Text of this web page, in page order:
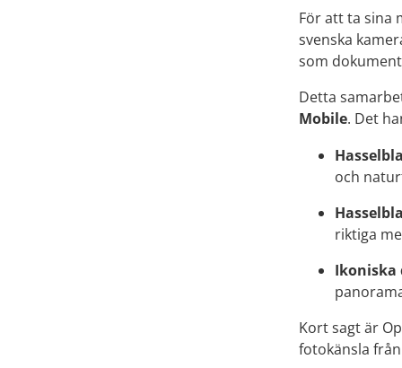
För att ta sina
svenska
som
Detta
Mobile. Det
och
riktiga
Ikoniska
Kort sagt är
fotokänsla